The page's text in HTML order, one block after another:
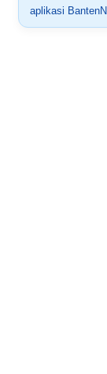
aplikasi